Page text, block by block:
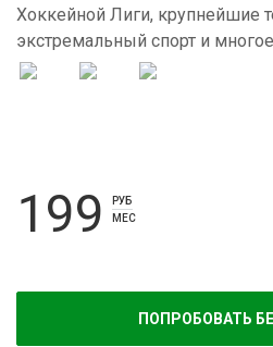
Хоккейной Лиги, крупнейшие
экстремальный спорт и
199
РУБ
МЕС
ПОПРОБОВАТЬ